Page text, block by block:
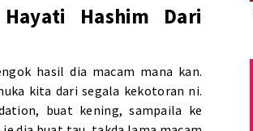
Hashim Dari
hasil dia macam mana kan.
kita dari segala kekotoran ni.
buat kening, sampaila ke